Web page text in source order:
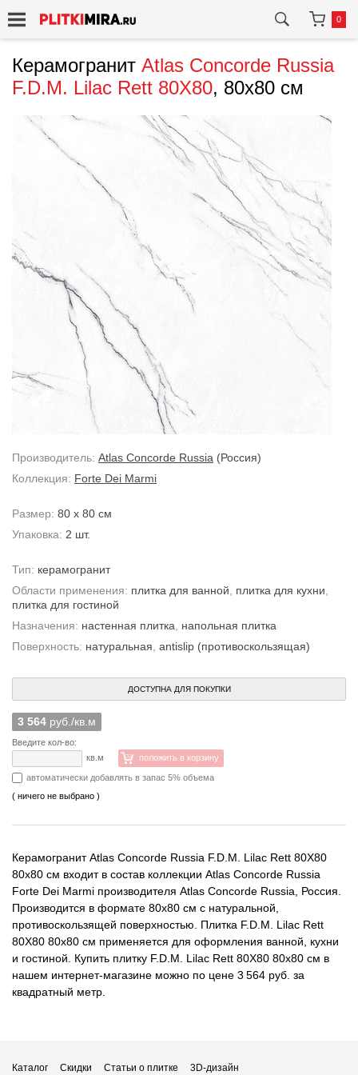
0
Керамогранит Atlas Concorde Russia
F.D.M. Lilac Rett 80X80, 80x80 см
Производитель: Atlas Concorde Russia (Россия)
Коллекция: Forte Dei Marmi
Размер: 80 x 80 см
Упаковка: 2 шт.
Тип: керамогранит
Области применения: плитка для ванной плитка для кухни
плитка для гостиной
Назначения: настенная плитка
напольная плитка
Поверхность: натуральная antislip (противоскользящая)
ДОСТУПНА ДЛЯ ПОКУПКИ
3 564 руб./кв.м
Введите кол-во:
кв.м
положить в корзину
автоматически добавлять в запас 5% объема
( ничего не выбрано )
Керамогранит Atlas Concorde Russia F.D.M. Lilac Rett 80X80
80x80 см входит в состав коллекции Atlas Concorde Russia
Forte Dei Marmi производителя Atlas Concorde Russia, Россия.
Производится в формате 80x80 см с натуральной,
противоскользящей поверхностью. Плитка F.D.M. Lilac Rett
80X80 80x80 см применяется для оформления ванной, кухни
и гостиной. Купить плитку F.D.M. Lilac Rett 80X80 80x80 см в
нашем интернет-магазине можно по цене 3 564 руб. за
квадратный метр.
Каталог Скидки Статьи о плитке 3D-дизайн